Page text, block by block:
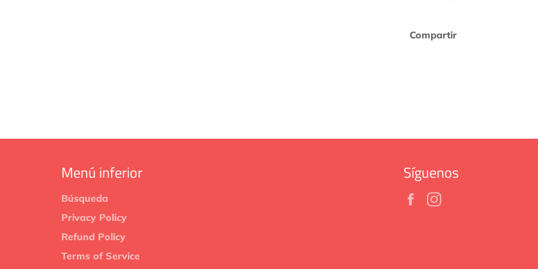
Compartir
Menú inferior
Búsqueda
Privacy Policy
Refund Policy
Terms of Service
Síguenos
Facebook